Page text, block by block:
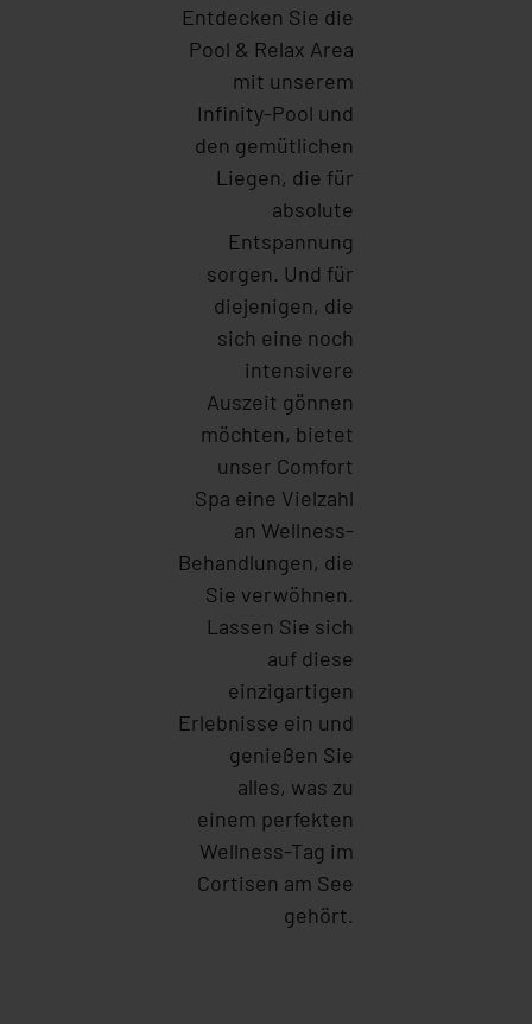
Entdecken Sie die
Pool & Relax Area
mit unserem
Infinity-Pool und
den gemütlichen
Liegen, die für
absolute
Entspannung
sorgen. Und für
diejenigen, die
sich eine noch
intensivere
Auszeit gönnen
möchten, bietet
unser Comfort
Spa eine Vielzahl
an Wellness-
Behandlungen, die
Sie verwöhnen.
Lassen Sie sich
auf diese
einzigartigen
Erlebnisse ein und
genießen Sie
alles, was zu
einem perfekten
Wellness-Tag im
Cortisen am See
gehört.